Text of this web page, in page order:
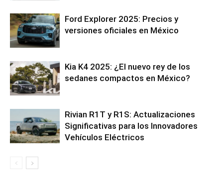
Ford Explorer 2025: Precios y
versiones oficiales en México
Kia K4 2025: ¿El nuevo rey de los
sedanes compactos en México?
Rivian R1T y R1S: Actualizaciones
Significativas para los Innovadores
Vehículos Eléctricos